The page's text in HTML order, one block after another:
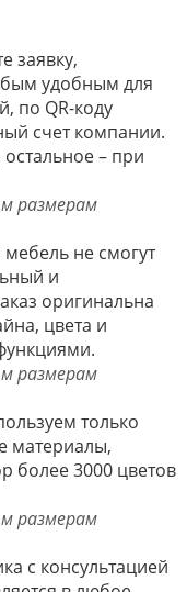
заявку,
удобным для
по QR-коду
счет компании.
– при
не смогут
и
оригинальна
цвета и
только
материалы,
более 3000 цветов
с консультацией